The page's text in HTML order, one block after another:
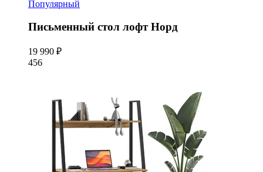
Популярный
Письменный стол лофт Норд
19 990 ₽
456